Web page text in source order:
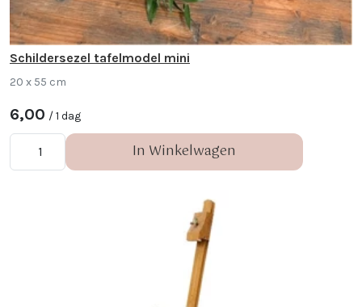
Schildersezel tafelmodel mini
20 x 55 cm
6,00 / 1 dag
In Winkelwagen